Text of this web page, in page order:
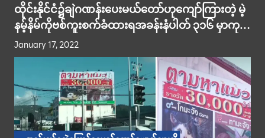
ထိုင်းနိုင်ငံ၌ချဲဂဏန်းပေးမယ်တော်ဟုကျော်ကြားတဲ့ မဲ့
နမ့်နိမ်ကိုဗစ်ကူးစက်ခံထားရအခန်းနံပါတ် ၃၁၆ မှာကု
သနေဟုဆို !
January 17, 2022